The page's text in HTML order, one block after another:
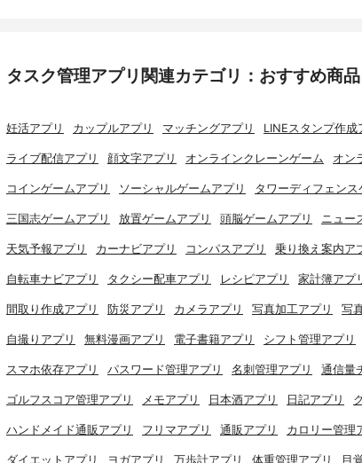
タスク管理アプリ関連カテゴリ：おすすめ商
妊活アプリ カップルアプリ マッチングアプリ LINEスタンプ作成
ライブ配信アプリ 顔文字アプリ オンラインクレーンゲーム オン
コインゲームアプリ ソーシャルゲームアプリ タワーディフェンス
三国志ゲームアプリ 放置ゲームアプリ 頭脳ゲームアプリ ニュー
天気予報アプリ カーナビアプリ コンパスアプリ 乗り換え案内ア
自転車ナビアプリ タクシー配車アプリ レシピアプリ 家計簿アプ
間取り作成アプリ 防災アプリ カメラアプリ 写真加工アプリ 写
自撮りアプリ 無料漫画アプリ 電子書籍アプリ シフト管理アプリ
スマホ依存アプリ パスワード管理アプリ 名刺管理アプリ 通信量
ゴルフスコア管理アプリ メモアプリ 日本酒アプリ 日記アプリ
ハンドメイド通販アプリ フリマアプリ 通販アプリ カロリー管理
ダイエットアプリ ヨガアプリ 万歩計アプリ 体重管理アプリ 目